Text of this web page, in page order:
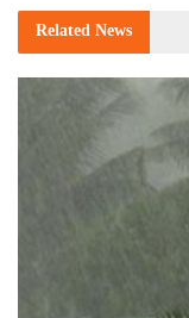
Related News